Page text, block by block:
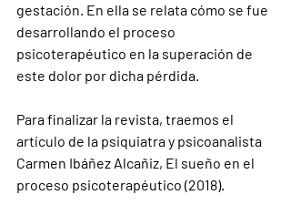
gestación. En ella se relata cómo se fue
desarrollando el proceso
psicoterapéutico en la superación de
este dolor por dicha pérdida.
Para finalizar la revista, traemos el
artículo de la psiquiatra y psicoanalista
Carmen Ibáñez Alcañiz, El sueño en el
proceso psicoterapéutico (2018).